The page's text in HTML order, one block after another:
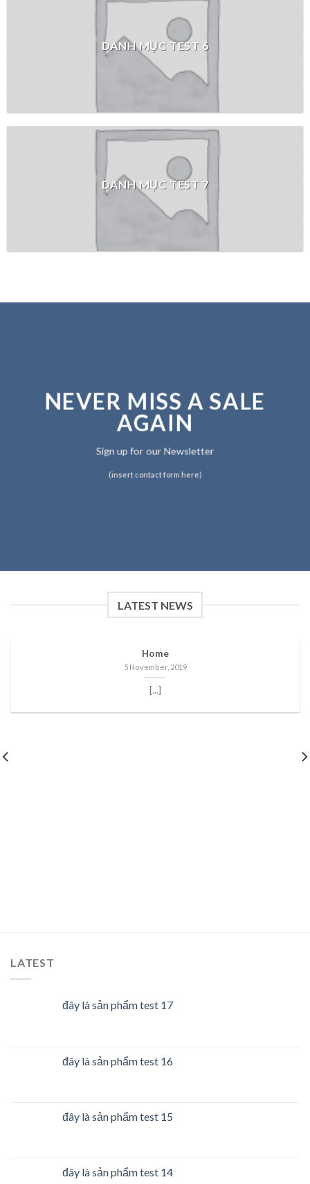
DANH MỤC TEST 6
DANH MỤC TEST 7
NEVER MISS A SALE
AGAIN
Sign up for our Newsletter
(insert contact form here)
LATEST NEWS
Home
5 November, 2019
[...]
LATEST
đây là sản phẩm test 17
đây là sản phẩm test 16
đây là sản phẩm test 15
đây là sản phẩm test 14